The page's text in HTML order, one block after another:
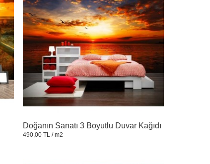
Doğanın Sanatı 3 Boyutlu Duvar Kağıdı
490,00 TL / m2